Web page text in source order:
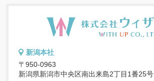
新潟本社
〒950-0963
新潟県新潟市中央区南出来島2丁目1番25号